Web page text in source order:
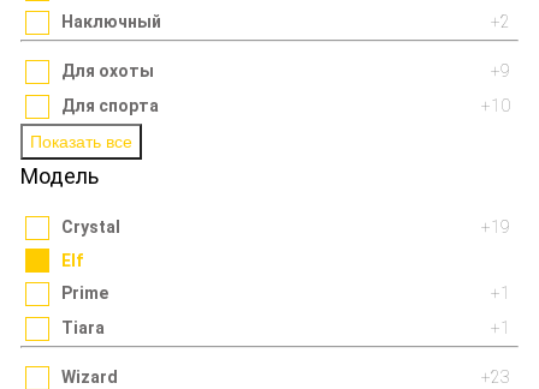
Наключный
+2
Для охоты
+9
Для спорта
+10
Показать все
Модель
Crystal
+19
Elf
Prime
+1
Tiara
+1
Wizard
+23